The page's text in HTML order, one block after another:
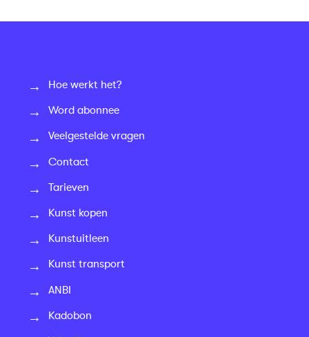
Hoe werkt het?
Word abonnee
Veelgestelde vragen
Contact
Tarieven
Kunst kopen
Kunstuitleen
Kunst transport
ANBI
Kadobon